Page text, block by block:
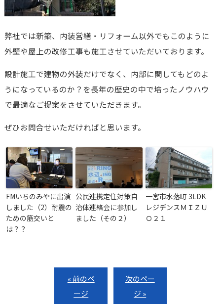
弊社では新築、内装営繕・リフォーム以外でもこのように
外壁や屋上の改修工事も施工させていただいております。
設計施工で建物の外装だけでなく、内部に関してもどのよ
うになっているのか？を長年の歴史の中で培ったノウハウ
で最適なご提案をさせていただきます。
ぜひお問合せいただければと思います。
FMいちのみやに出演
しました（2）耐震の
ための筋交いと
は？？
公民連携定住対策自
治体連絡会に参加し
ました（その２）
一宮市水落町 3LDK
レジデンスＭＩＺＵ
Ｏ２１
« 前のペ
ージ
次のペー
ジ »